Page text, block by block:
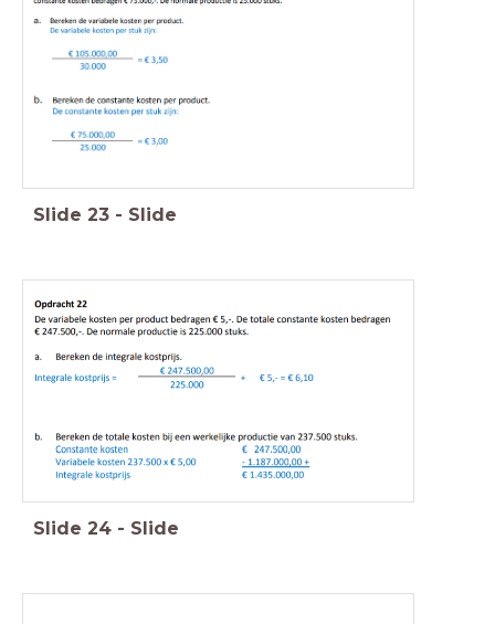
Slide 23 - Slide
Slide 24 - Slide